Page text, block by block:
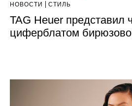
НОВОСТИ СТИЛЬ
TAG Heuer представил
циферблатом